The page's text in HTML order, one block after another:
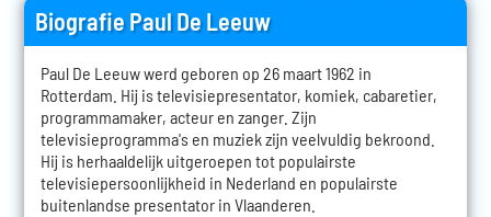
Biografie Paul De Leeuw
Paul De Leeuw werd geboren op 26 maart 1962 in
Rotterdam. Hij is televisiepresentator, komiek, cabaretier,
programmamaker, acteur en zanger. Zijn
televisieprogramma's en muziek zijn veelvuldig bekroond.
Hij is herhaaldelijk uitgeroepen tot populairste
televisiepersoonlijkheid in Nederland en populairste
buitenlandse presentator in Vlaanderen.